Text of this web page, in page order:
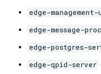
edge-
edge-message-
edge-postgres-
edge-qpid-server